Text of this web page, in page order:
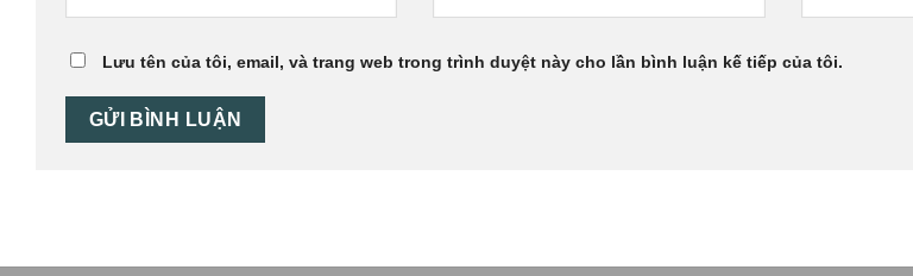
Lưu tên của tôi, email, và trang web trong trình duyệt này cho lần bình luận kế tiếp của tôi.